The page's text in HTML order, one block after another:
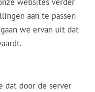
aan te passen
we ervan uit dat
dat door de server